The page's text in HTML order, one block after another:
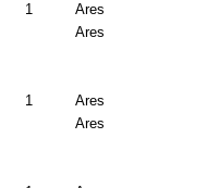
1 Ares
Ares
1 Ares
Ares